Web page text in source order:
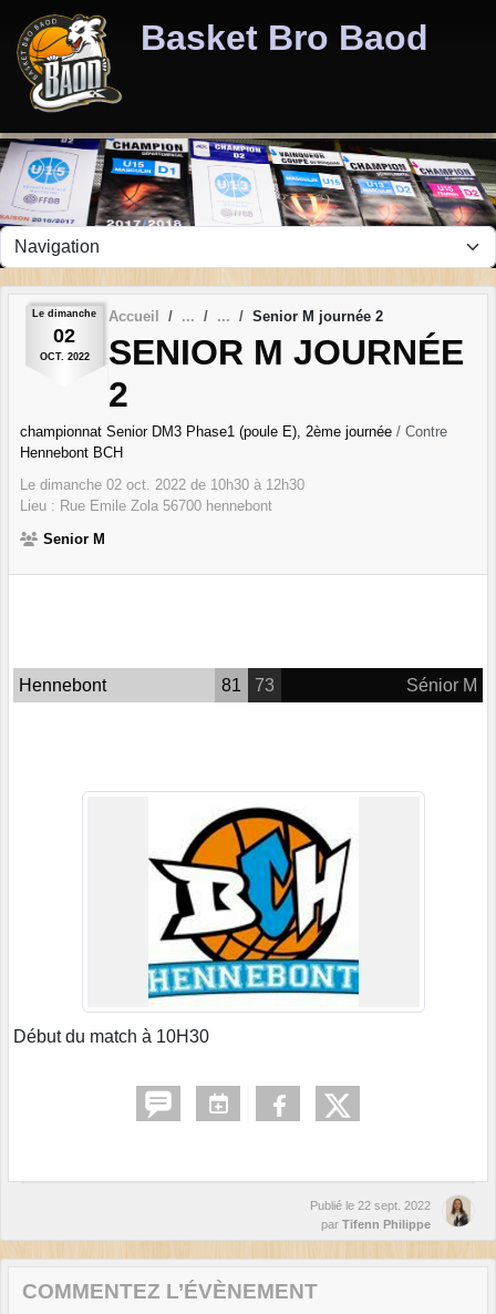
Basket Bro Baod
Le dimanche
02
OCT. 2022
Accueil Senior M journée 2
SENIOR M JOURNÉE
2
championnat Senior DM3 Phase1 (poule E), 2ème journée / Contre
Hennebont BCH
Le dimanche 02 oct. 2022 de 10h30 à 12h30
Lieu : Rue Emile Zola 56700 hennebont
Senior M
Hennebont 81 73 Sénior M
Début du match à 10H30
Publié le 22 sept. 2022
par Tifenn Philippe
COMMENTEZ L’ÉVÈNEMENT
Panneau de gestion des cookies